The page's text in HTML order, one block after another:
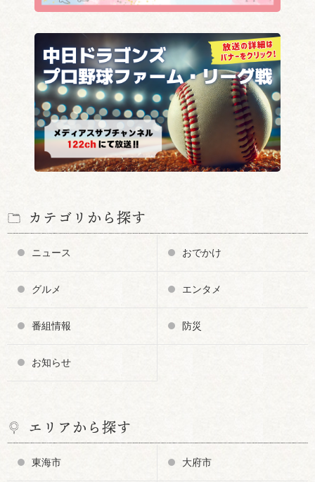
カテゴリから探す
ニュース おでかけ
グルメ エンタメ
番組情報 防災
お知らせ
エリアから探す
東海市 大府市